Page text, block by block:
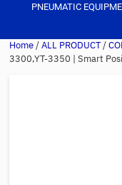
PNEUMATIC
Home/ALL PRODUCT/
3300,YT-3350 | Smart